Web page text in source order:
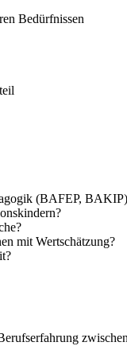
Bedürfnissen
(BAFEP,
mit Wertschätzung?